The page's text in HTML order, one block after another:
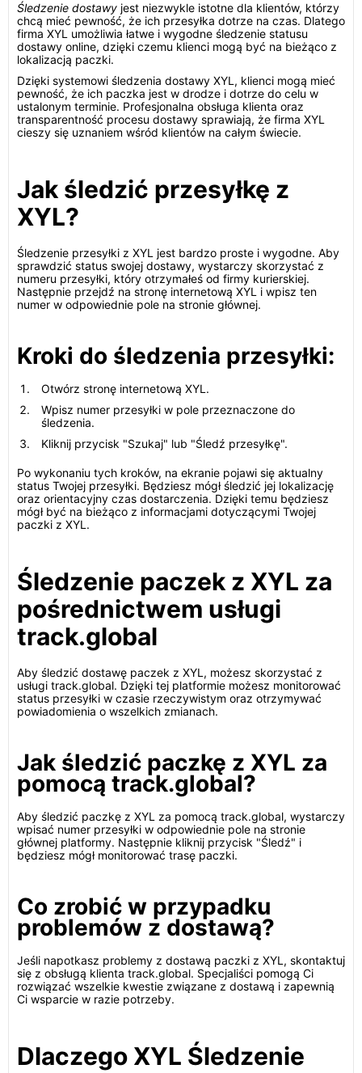
Śledzenie dostawy jest niezwykle istotne dla klientów, którzy
chcą mieć pewność, że ich przesyłka dotrze na czas. Dlatego
firma XYL umożliwia łatwe i wygodne śledzenie statusu
dostawy online, dzięki czemu klienci mogą być na bieżąco z
lokalizacją paczki.
Dzięki systemowi śledzenia dostawy XYL, klienci mogą mieć
pewność, że ich paczka jest w drodze i dotrze do celu w
ustalonym terminie. Profesjonalna obsługa klienta oraz
transparentność procesu dostawy sprawiają, że firma XYL
cieszy się uznaniem wśród klientów na całym świecie.
Jak śledzić przesyłkę z
XYL?
Śledzenie przesyłki z XYL jest bardzo proste i wygodne. Aby
sprawdzić status swojej dostawy, wystarczy skorzystać z
numeru przesyłki, który otrzymałeś od firmy kurierskiej.
Następnie przejdź na stronę internetową XYL i wpisz ten
numer w odpowiednie pole na stronie głównej.
Kroki do śledzenia przesyłki:
Otwórz stronę internetową XYL.
Wpisz numer przesyłki w pole przeznaczone do
śledzenia.
Kliknij przycisk "Szukaj" lub "Śledź przesyłkę".
Po wykonaniu tych kroków, na ekranie pojawi się aktualny
status Twojej przesyłki. Będziesz mógł śledzić jej lokalizację
oraz orientacyjny czas dostarczenia. Dzięki temu będziesz
mógł być na bieżąco z informacjami dotyczącymi Twojej
paczki z XYL.
Śledzenie paczek z XYL za
pośrednictwem usługi
track.global
Aby śledzić dostawę paczek z XYL, możesz skorzystać z
usługi track.global. Dzięki tej platformie możesz monitorować
status przesyłki w czasie rzeczywistym oraz otrzymywać
powiadomienia o wszelkich zmianach.
Jak śledzić paczkę z XYL za
pomocą track.global?
Aby śledzić paczkę z XYL za pomocą track.global, wystarczy
wpisać numer przesyłki w odpowiednie pole na stronie
głównej platformy. Następnie kliknij przycisk "Śledź" i
będziesz mógł monitorować trasę paczki.
Co zrobić w przypadku
problemów z dostawą?
Jeśli napotkasz problemy z dostawą paczki z XYL, skontaktuj
się z obsługą klienta track.global. Specjaliści pomogą Ci
rozwiązać wszelkie kwestie związane z dostawą i zapewnią
Ci wsparcie w razie potrzeby.
Dlaczego XYL Śledzenie